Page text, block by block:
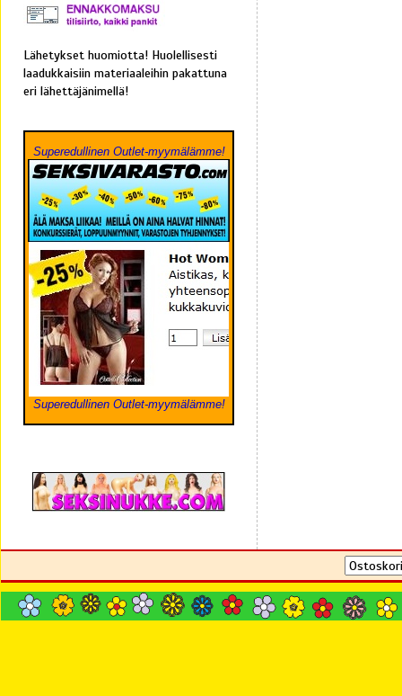
Lähetykset huomiotta! Huolellisesti
laadukkaisiin materiaaleihin pakattuna
eri lähettäjänimellä!
Superedullinen Outlet-myymälämme!
Superedullinen Outlet-myymälämme!